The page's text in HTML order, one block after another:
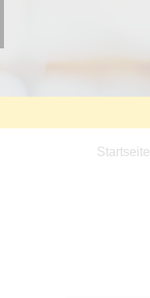
Startseite